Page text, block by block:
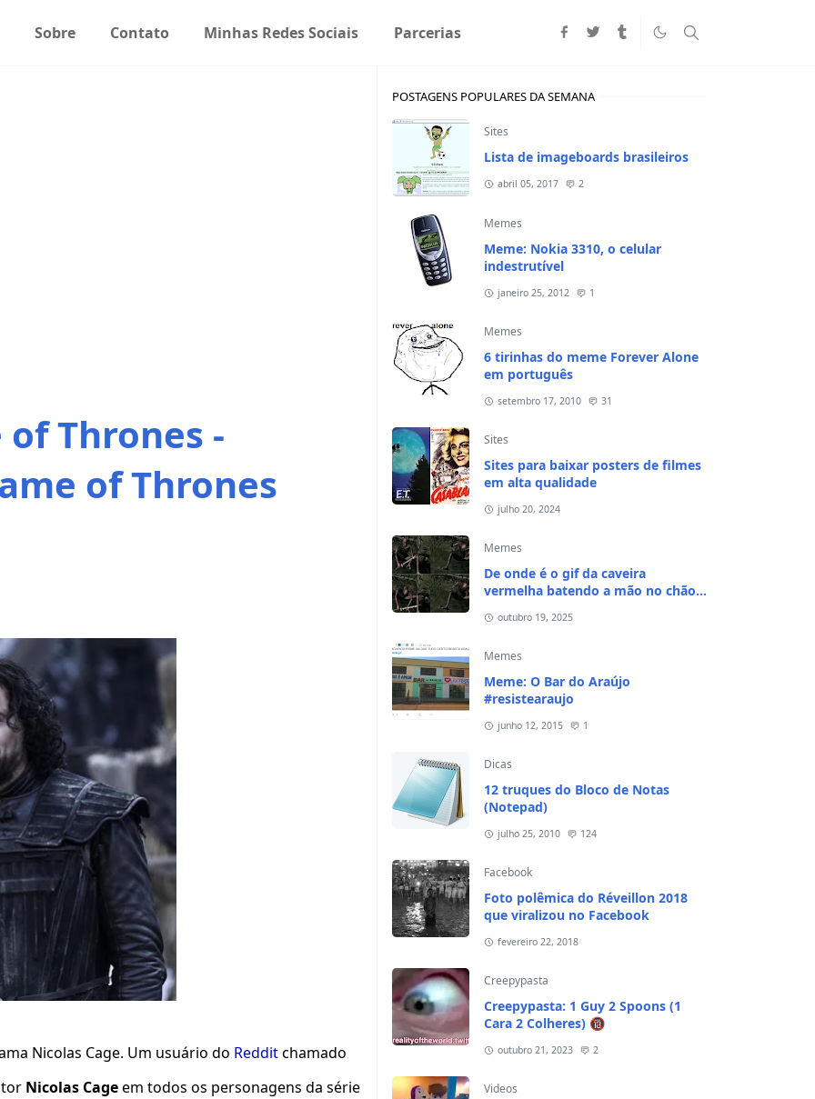
Sobre Contato Minhas Redes Sociais Parcerias
Thrones -
of Thrones
Nicolas Cage. Um usuário do Redditchamado
Nicolas Cageem todos os personagens da série
POSTAGENS POPULARES DA SEMANA
Sites
Lista de imageboards brasileiros
abril 05, 2017 2
Memes
Meme: Nokia 3310, o celular
indestrutível
janeiro 25, 2012 1
Memes
6 tirinhas do meme Forever Alone
em português
setembro 17, 2010 31
Sites
Sites para baixar posters de filmes
em alta qualidade
julho 20, 2024
Memes
De onde é o gif da caveira
vermelha batendo a mão no chão e
outubro 19, 2025
Memes
Meme: O Bar do Araújo
#resistearaujo
junho 12, 2015 1
Dicas
12 truques do Bloco de Notas
(Notepad)
julho 25, 2010 124
Facebook
Foto polêmica do Réveillon 2018
que viralizou no Facebook
fevereiro 22, 2018
Creepypasta
Creepypasta: 1 Guy 2 Spoons (1
Cara 2 Colheres) 🔞
outubro 21, 2023 2
Videos